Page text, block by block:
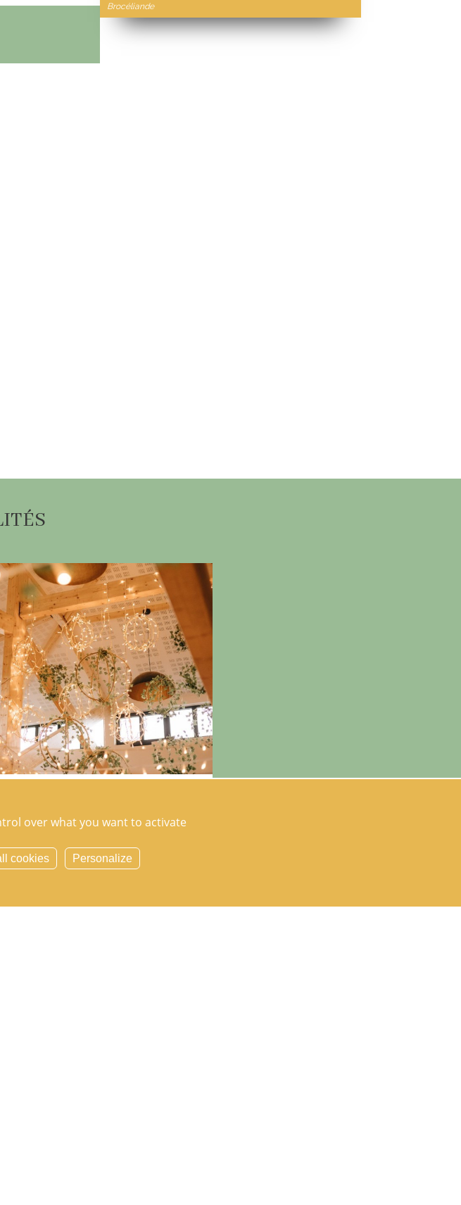
Brocéliande
choose a wedding planner
wedding in Brittany ?
your wedding is an adventure that is as
over what you want to activate
cookies Personalize